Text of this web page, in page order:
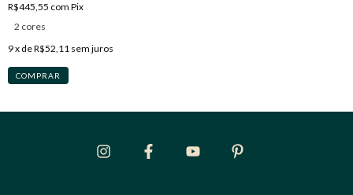
R$445,55 com Pix
2 cores
9x deR$52,11 sem juros
COMPRAR